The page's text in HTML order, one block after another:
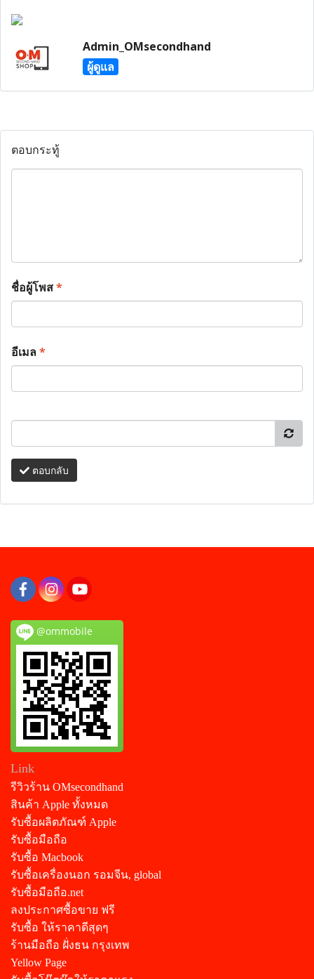
Admin_OMsecondhand
ผู้ดูแล
ตอบกระทู้
ชื่อผู้โพส*
อีเมล*
ตอบกลับ
@ommobile
Link
รีวิวร้าน OMsecondhand
สินค้า Apple ทั้งหมด
รับซื้อผลิตภัณฑ์ Apple
รับซื้อมือถือ
รับซื้อ Macbook
รับซื้อเครื่องนอก รอมจีน, global
รับซื้อมือถือ.net
ลงประกาศซื้อขาย ฟรี
รับซื้อ ให้ราคาดีสุดๆ
ร้านมือถือ ฝั่งธน กรุงเทพ
Yellow Page